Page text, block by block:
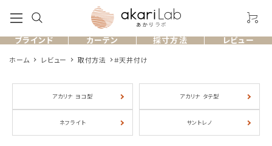
ブラインド カーテン 採寸方法 レビュー
製品一覧
ホーム レビュー 取付方法 #天井付け
アカリナ ヨコ型 アカリナ タテ型
ネフライト サントレノ